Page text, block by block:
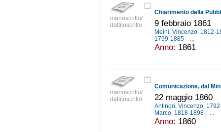
manoscritto/
dattiloscritto
9 febbraio 1861
Meini, Vincenzo, 1812-
1799-1885
...
Anno: 1861
manoscritto/
dattiloscritto
22 maggio 1860
Antinori, Vincenzo,
Marco, 1818-1898
...
Anno: 1860